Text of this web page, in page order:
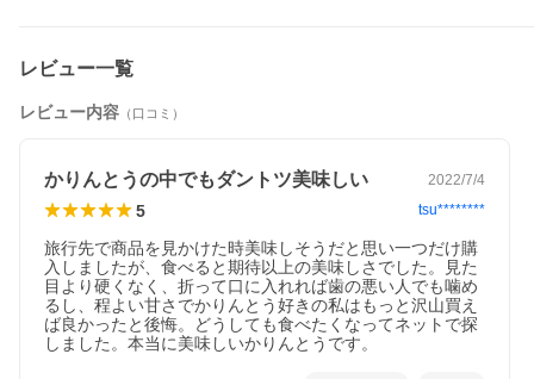
レビュー一覧
レビュー内容 （口コミ）
かりんとうの中でもダントツ美味しい 2022/7/4
5 tsu********
旅行先で商品を見かけた時美味しそうだと思い一つだけ購
入しましたが、食べると期待以上の美味しさでした。見た
目より硬くなく、折って口に入れれば歯の悪い人でも噛め
るし、程よい甘さでかりんとう好きの私はもっと沢山買え
ば良かったと後悔。どうしても食べたくなってネットで探
しました。本当に美味しいかりんとうです。